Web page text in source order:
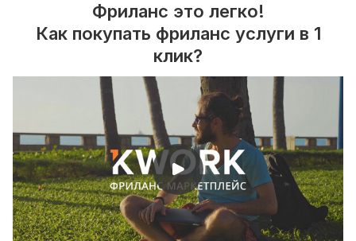
Фриланс это легко!
Как покупать фриланс услуги в 1
клик?